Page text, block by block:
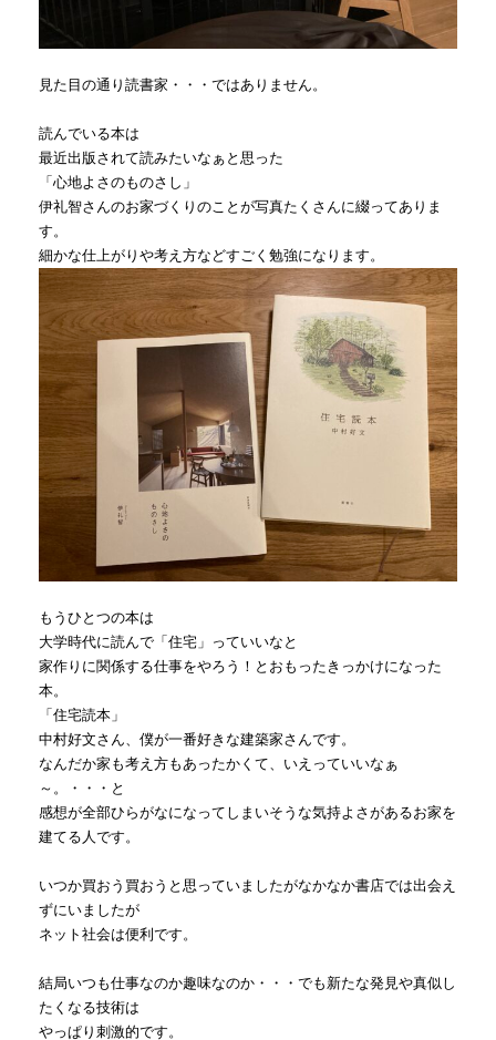
見た目の通り読書家・・・ではありません。
読んでいる本は
最近出版されて読みたいなぁと思った
「心地よさのものさし」
伊礼智さんのお家づくりのことが写真たくさんに綴ってありま
す。
細かな仕上がりや考え方などすごく勉強になります。
もうひとつの本は
大学時代に読んで「住宅」っていいなと
家作りに関係する仕事をやろう！とおもったきっかけになった
本。
「住宅読本」
中村好文さん、僕が一番好きな建築家さんです。
なんだか家も考え方もあったかくて、いえっていいなぁ
～。・・・と
感想が全部ひらがなになってしまいそうな気持よさがあるお家を
建てる人です。
いつか買おう買おうと思っていましたがなかなか書店では出会え
ずにいましたが
ネット社会は便利です。
結局いつも仕事なのか趣味なのか・・・でも新たな発見や真似し
たくなる技術は
やっぱり刺激的です。